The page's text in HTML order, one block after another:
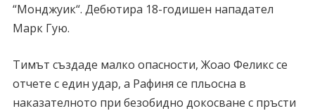
“Монджуик“. Дебютира 18-годишен нападател
Марк Гую.
Тимът създаде малко опасности, Жоао Феликс се
отчете с един удар, а Рафиня се пльосна в
наказателното при безобидно докосване с пръсти